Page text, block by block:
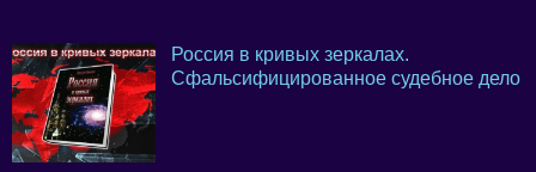
Россия в кривых зеркалах.
Сфальсифицированное судебное дело